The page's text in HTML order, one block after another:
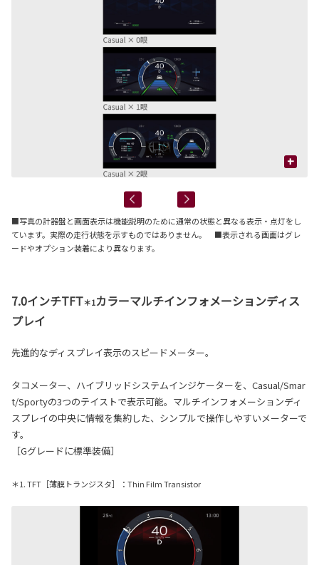
+
■写真の計器盤と画面表示は機能説明のために通常の状態と異なる表示・点灯をし
ています。実際の走行状態を示すものではありません。 ■表示される画面はグレ
ードやオプション装着により異なります。
7.0インチTFT＊1カラーマルチインフォメーションディス
プレイ
先進的なディスプレイ表示のスピードメーター。
タコメーター、ハイブリッドシステムインジケーターを、Casual/Smar
t/Sportyの3つのテイストで表示可能。マルチインフォメーションディ
スプレイの中央に情報を集約した、シンプルで操作しやすいメーターで
す。
［Gグレードに標準装備］
＊1. TFT［薄膜トランジスタ］：Thin Film Transistor